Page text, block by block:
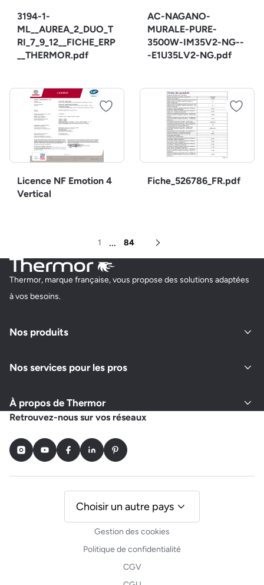
3194-1-
ML__AUREA_2_DUO_T
RI_7_9_12__FICHE_ERP
__THERMOR.pdf
AC-NAGANO-
MURALE-PURE-
3500W-IM35V2-NG--
-E1U35LV2-NG.pdf
Licence NF Emotion 4
Vertical
Fiche_526786_FR.pdf
1 ... 84
Page suivante
Thermor, marque française, vous propose des solutions adaptées
à vos besoins.
Nos produits
Nos services pour les pros
À propos de Thermor
Retrouvez-nous sur vos réseaux
InstagramYoutubeFacebookLinkedInPinterest
Gestion des cookies
Politique de confidentialité
CGV
Choisir un autre pays